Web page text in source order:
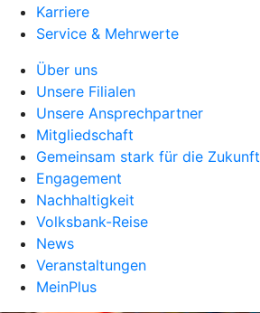
Karriere
Service & Mehrwerte
Über uns
Unsere Filialen
Unsere Ansprechpartner
Mitgliedschaft
Gemeinsam stark für die Zukunft
Engagement
Nachhaltigkeit
Volksbank-Reise
News
Veranstaltungen
MeinPlus